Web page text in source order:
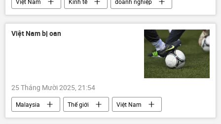
Việt Nam Kinh tế
doanh nghiệp
Kinh doanh
bất động sản
tài chính
Việt Nam bị oan
25 Tháng Mười 2025, 21:54
Malaysia Thế giới
Việt Nam
AFC
bóng đá
Thể thao